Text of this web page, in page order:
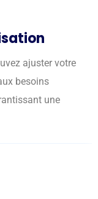
ajuster votre
besoins
une